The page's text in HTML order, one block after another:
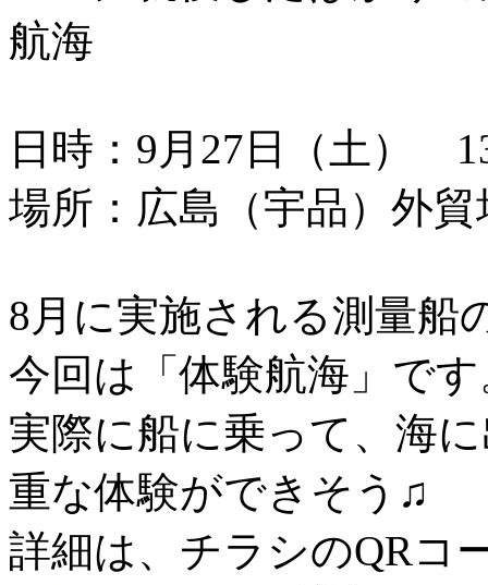
航海
日時：9月27日（土）
場所：広島（宇品）外
8月に実施される測量船
今回は「体験航海」で
実際に船に乗って、海
重な体験ができそう♫
詳細は、チラシのQRコ